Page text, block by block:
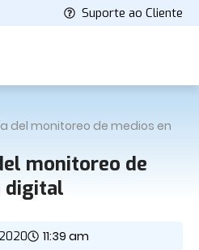
Suporte ao Cliente
del monitoreo de medios en
monitoreo de
digital
11:39 am